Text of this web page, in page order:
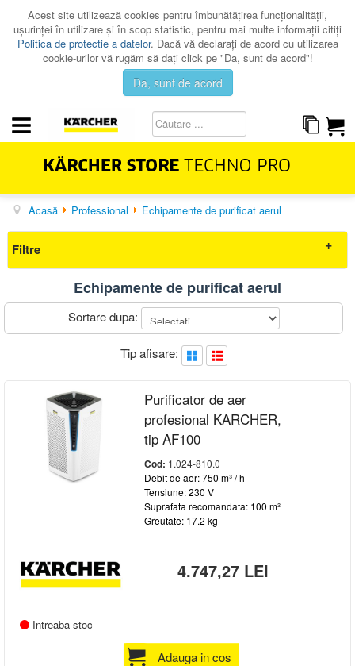
Acest site utilizează cookies pentru îmbunătăţirea funcţionalităţii,
uşurinţei în utilizare şi în scop statistic, pentru mai multe informaţii citiţi
Politica de protectie a datelor. Dacă vă declaraţi de acord cu utilizarea
cookie-urilor vă rugăm să daţi click pe "Da, sunt de acord"!
Da, sunt de acord
HOME & GARDEN
PROFESSIONAL
Acasă Professional Echipamente de purificat aerul
Filtre
Elimina filtrele
Preț
KARCHER(1)
Echipamente de purificat aerul
Sortare dupa:
Tip afisare:
Purificator de aer
profesional KARCHER,
tip AF100
Cod: 1.024-810.0
Debit de aer: 750 m³ / h
Tensiune: 230 V
Suprafata recomandata: 100 m²
Greutate: 17.2 kg
4.747,27 LEI
Intreaba stoc
Adauga in cos